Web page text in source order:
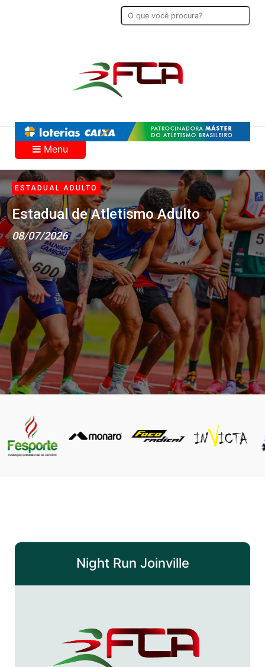
Menu
ESTADUAL ADULTO
Estadual de Atletismo Adulto
08/07/2026
Night Run Joinville